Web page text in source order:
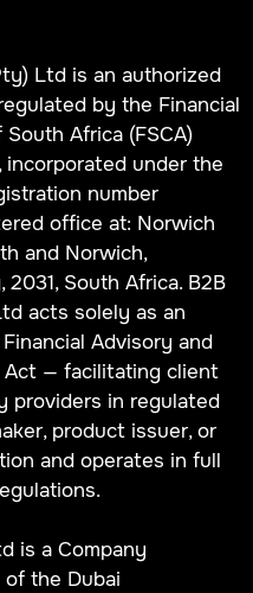
Ltd is an authorized
by the Financial
Africa (FSCA)
incorporated under the
number
office at: Norwich
and Norwich,
South Africa. B2B
acts solely as an
Advisory and
Act — facilitating client
providers in regulated
product issuer, or
and operates in full
is a Company
the Dubai